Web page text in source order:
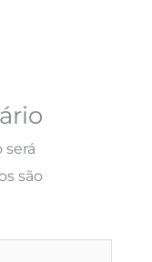
será
são